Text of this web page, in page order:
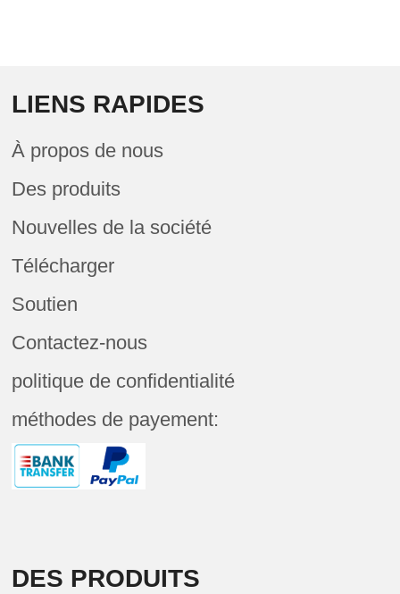
LIENS RAPIDES
À propos de nous
Des produits
Nouvelles de la société
Télécharger
Soutien
Contactez-nous
politique de confidentialité
méthodes de payement:
DES PRODUITS